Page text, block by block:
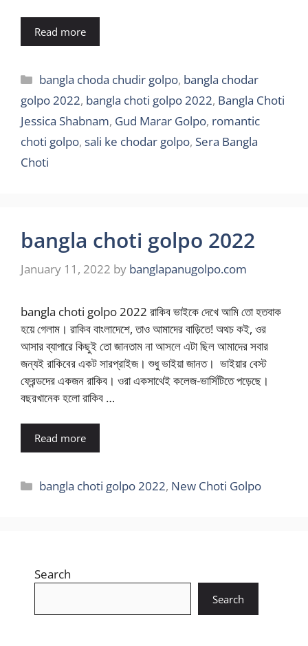
Read more
Categories
bangla choda chudir golpo, bangla chodar
golpo 2022, bangla choti golpo 2022, Bangla Choti
Jessica Shabnam, Gud Marar Golpo, romantic
choti golpo, sali ke chodar golpo, Sera Bangla
Choti
bangla choti golpo 2022
January 11, 2022 by banglapanugolpo.com
bangla choti golpo 2022 রাকিব ভাইকে দেখে আমি তো হতবাক
হয়ে গেলাম। রাকিব বাংলাদেশে, তাও আমাদের বাড়িতে! অথচ কই, ওর
আসার ব্যাপারে কিছুই তো জানতাম না আসলে এটা ছিল আমাদের সবার
জন্যই রাকিবের একট সারপ্রাইজ। শুধু ভাইয়া জানত। ভাইয়ার বেস্ট
ফ্রেন্ডদের একজন রাকিব। ওরা একসাথেই কলেজ-ভার্সিটিতে পড়েছে।
বছরখানেক হলো রাকিব …
Read more
Categories
bangla choti golpo 2022, New Choti Golpo
Search
Search